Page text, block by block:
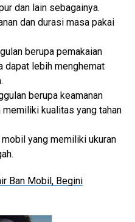
dan lain sebagainya.
dan durasi masa pakai
berupa pemakaian
dapat lebih menghemat
berupa keamanan
memiliki kualitas yang tahan
yang memiliki ukuran
Ban Mobil, Begini